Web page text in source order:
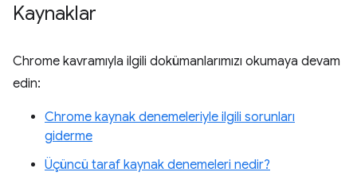
Kaynaklar
Chrome kavramıyla ilgili dokümanlarımızı okumaya devam
edin:
Chrome kaynak denemeleriyle ilgili sorunları
giderme
Üçüncü taraf kaynak denemeleri nedir?